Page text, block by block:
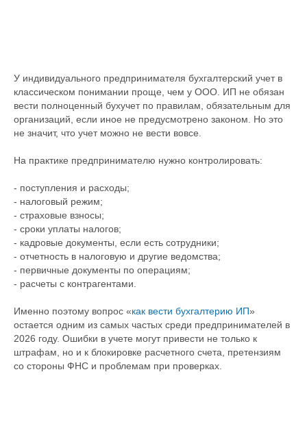
У индивидуального предпринимателя бухгалтерский учет в
классическом понимании проще, чем у ООО. ИП не обязан
вести полноценный бухучет по правилам, обязательным для
организаций, если иное не предусмотрено законом. Но это
не значит, что учет можно не вести вовсе.
На практике предпринимателю нужно контролировать:
- поступления и расходы;
- налоговый режим;
- страховые взносы;
- сроки уплаты налогов;
- кадровые документы, если есть сотрудники;
- отчетность в налоговую и другие ведомства;
- первичные документы по операциям;
- расчеты с контрагентами.
Именно поэтому вопрос «как вести бухгалтерию ИП»
остается одним из самых частых среди предпринимателей в
2026 году. Ошибки в учете могут привести не только к
штрафам, но и к блокировке расчетного счета, претензиям
со стороны ФНС и проблемам при проверках.